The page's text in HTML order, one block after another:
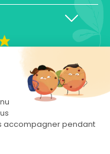
accompagner pendant